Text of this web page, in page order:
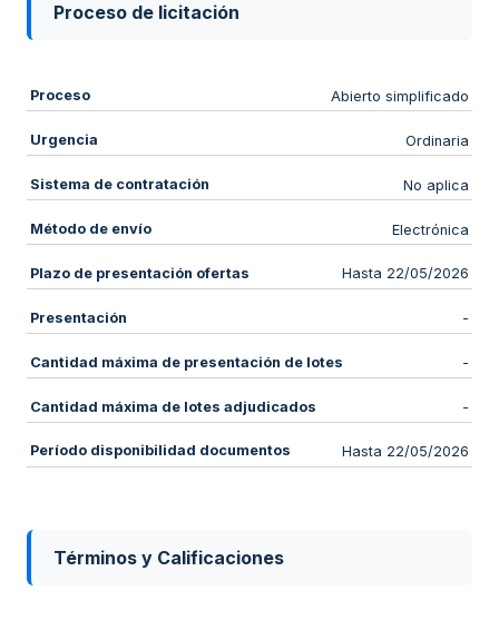
Proceso de licitación
Proceso Abierto simplificado
Urgencia Ordinaria
Sistema de contratación No aplica
Método de envío Electrónica
Plazo de presentación ofertas Hasta 22/05/2026
Presentación -
Cantidad máxima de presentación de lotes -
Cantidad máxima de lotes adjudicados -
Período disponibilidad documentos Hasta 22/05/2026
Términos y Calificaciones